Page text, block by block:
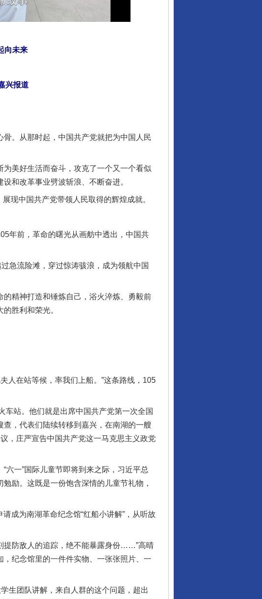
向未来
兴报道
。从那时起，中国共产党就把为中国人民
美好生活而奋斗，攻克了一个又一个看似
和改革事业劈波斩浪、不断奋进。
现中国共产党带领人民取得的辉煌成就。
年前，革命的曙光从画舫中透出，中国共
流险滩，穿过惊涛骇浪，成为领航中国
精神打造和锤炼自己，浴火淬炼、勇毅前
胜利和荣光。
在站等候，率我们上船。”这条路线，105
站。他们就是出席中国共产党第一次全国
，代表们陆续转移到嘉兴，在南湖的一艘
，庄严宣告中国共产党这一马克思主义政党
一”国际儿童节即将到来之际，习近平总
励。这既是一份饱含深情的儿童节礼物，
为南湖革命纪念馆“红船小讲解”，从听故
防敌人的追踪，绝不能暴露身份……”高晴
纪念馆里的一件件实物、一张张照片、一
生团队讲解，来自人群的这个问题，超出